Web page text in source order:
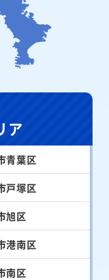
ア
青葉区
戸塚区
旭区
港南区
南区